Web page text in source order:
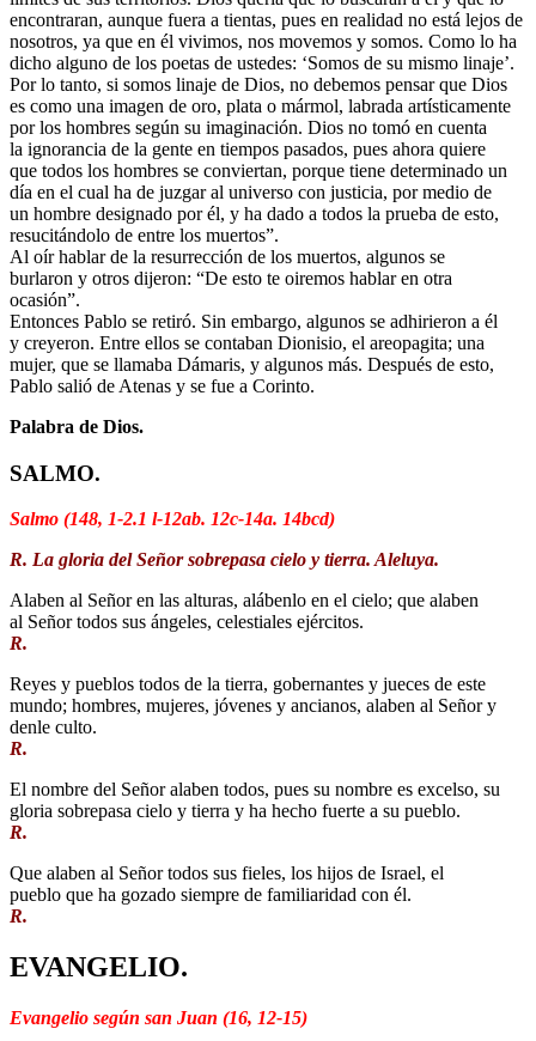
encontraran, aunque fuera a tientas, pues en realidad no está lejos de
nosotros, ya que en él vivimos, nos movemos y somos. Como lo ha
dicho alguno de los poetas de ustedes: ‘Somos de su mismo linaje’.
Por lo tanto, si somos linaje de Dios, no debemos pensar que Dios
es como una imagen de oro, plata o mármol, labrada artísticamente
por los hombres según su imaginación. Dios no tomó en cuenta
la ignorancia de la gente en tiempos pasados, pues ahora quiere
que todos los hombres se conviertan, porque tiene determinado un
día en el cual ha de juzgar al universo con justicia, por medio de
un hombre designado por él, y ha dado a todos la prueba de esto,
resucitándolo de entre los muertos”.
Al oír hablar de la resurrección de los muertos, algunos se
burlaron y otros dijeron: “De esto te oiremos hablar en otra
ocasión”.
Entonces Pablo se retiró. Sin embargo, algunos se adhirieron a él
y creyeron. Entre ellos se contaban Dionisio, el areopagita; una
mujer, que se llamaba Dámaris, y algunos más. Después de esto,
Pablo salió de Atenas y se fue a Corinto.
Palabra de Dios.
SALMO.
Salmo (148, 1-2.1 l-12ab. 12c-14a. 14bcd)
R. La gloria del Señor sobrepasa cielo y tierra. Aleluya.
Alaben al Señor en las alturas, alábenlo en el cielo; que alaben
al Señor todos sus ángeles, celestiales ejércitos.
R.
Reyes y pueblos todos de la tierra, gobernantes y jueces de este
mundo; hombres, mujeres, jóvenes y ancianos, alaben al Señor y
denle culto.
R.
El nombre del Señor alaben todos, pues su nombre es excelso, su
gloria sobrepasa cielo y tierra y ha hecho fuerte a su pueblo.
R.
Que alaben al Señor todos sus fieles, los hijos de Israel, el
pueblo que ha gozado siempre de familiaridad con él.
R.
EVANGELIO.
Evangelio según san Juan (16, 12-15)